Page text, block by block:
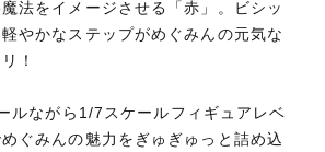
法をイメージさせる「赤」。ビシッ
やかなステップがめぐみんの元気な
！
ルながら1/7スケールフィギュアレベ
ぐみんの魅力をぎゅぎゅっと詰め込